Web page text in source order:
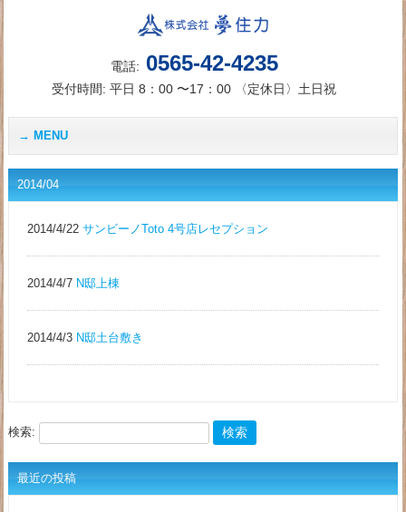
電話: 0565-42-4235
受付時間: 平日 8：00 〜17：00 〈定休日〉土日祝
MENU
2014/04
2014/4/22 サンビーノToto 4号店レセプション
2014/4/7 N邸上棟
2014/4/3 N邸土台敷き
検索:
最近の投稿